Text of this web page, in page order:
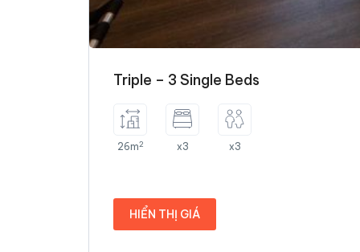
Triple – 3 Single Beds
26m2 x3 x3
HIỂN THỊ GIÁ